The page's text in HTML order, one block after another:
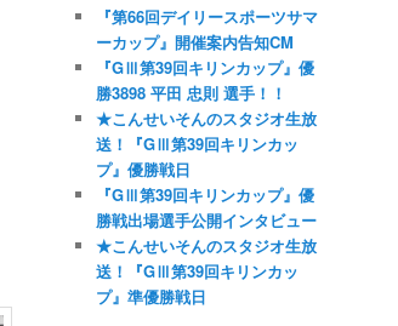
『第66回デイリースポーツサマ
ーカップ』開催案内告知CM
『GⅢ第39回キリンカップ』優
勝3898 平田 忠則 選手！！
★こんせいそんのスタジオ生放
送！『GⅢ第39回キリンカッ
プ』優勝戦日
『GⅢ第39回キリンカップ』優
勝戦出場選手公開インタビュー
★こんせいそんのスタジオ生放
送！『GⅢ第39回キリンカッ
プ』準優勝戦日